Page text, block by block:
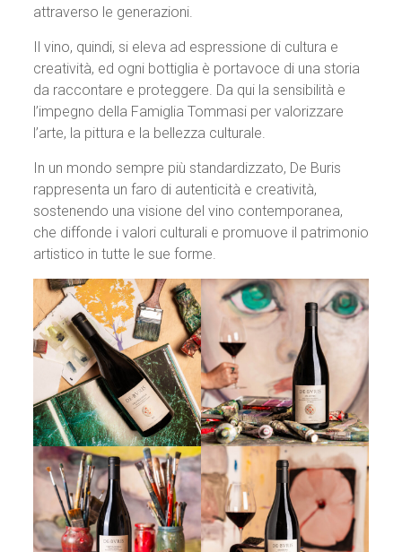
attraverso le generazioni.
Il vino, quindi, si eleva ad espressione di cultura e
creatività, ed ogni bottiglia è portavoce di una storia
da raccontare e proteggere. Da qui la sensibilità e
l’impegno della Famiglia Tommasi per valorizzare
l’arte, la pittura e la bellezza culturale.
In un mondo sempre più standardizzato, De Buris
rappresenta un faro di autenticità e creatività,
sostenendo una visione del vino contemporanea,
che diffonde i valori culturali e promuove il patrimonio
artistico in tutte le sue forme.